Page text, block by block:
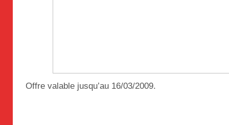
Offre valable jusqu’au 16/03/2009.